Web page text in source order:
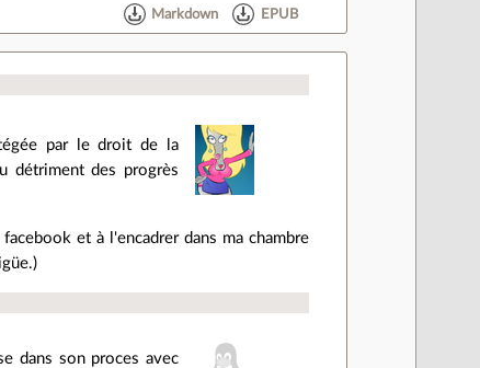
Markdown EPUB
par le droit de la
détriment des progrès
et à l'encadrer dans ma chambre
dans son proces avec